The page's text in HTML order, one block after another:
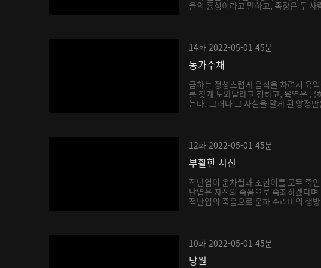
을의 흉성이라고 말하고, 족장은 두 사
14화 2022-05-01 45분
동가수채
금하는 정성스럽게 음식을 차려서 육
를 찾게 도와달라고 청하고, 육역은 금
는다. 그러나 그 사실을 알게 된 양
12화 2022-05-01 45분
부활한 시신
적난엽이 운차월과 조현이를 모두 죽
난엽은 자신의 죽음으로 속죄하겠다
적난엽의 죽음으로 운하 수리비의 행
10화 2022-05-01 45분
낭원